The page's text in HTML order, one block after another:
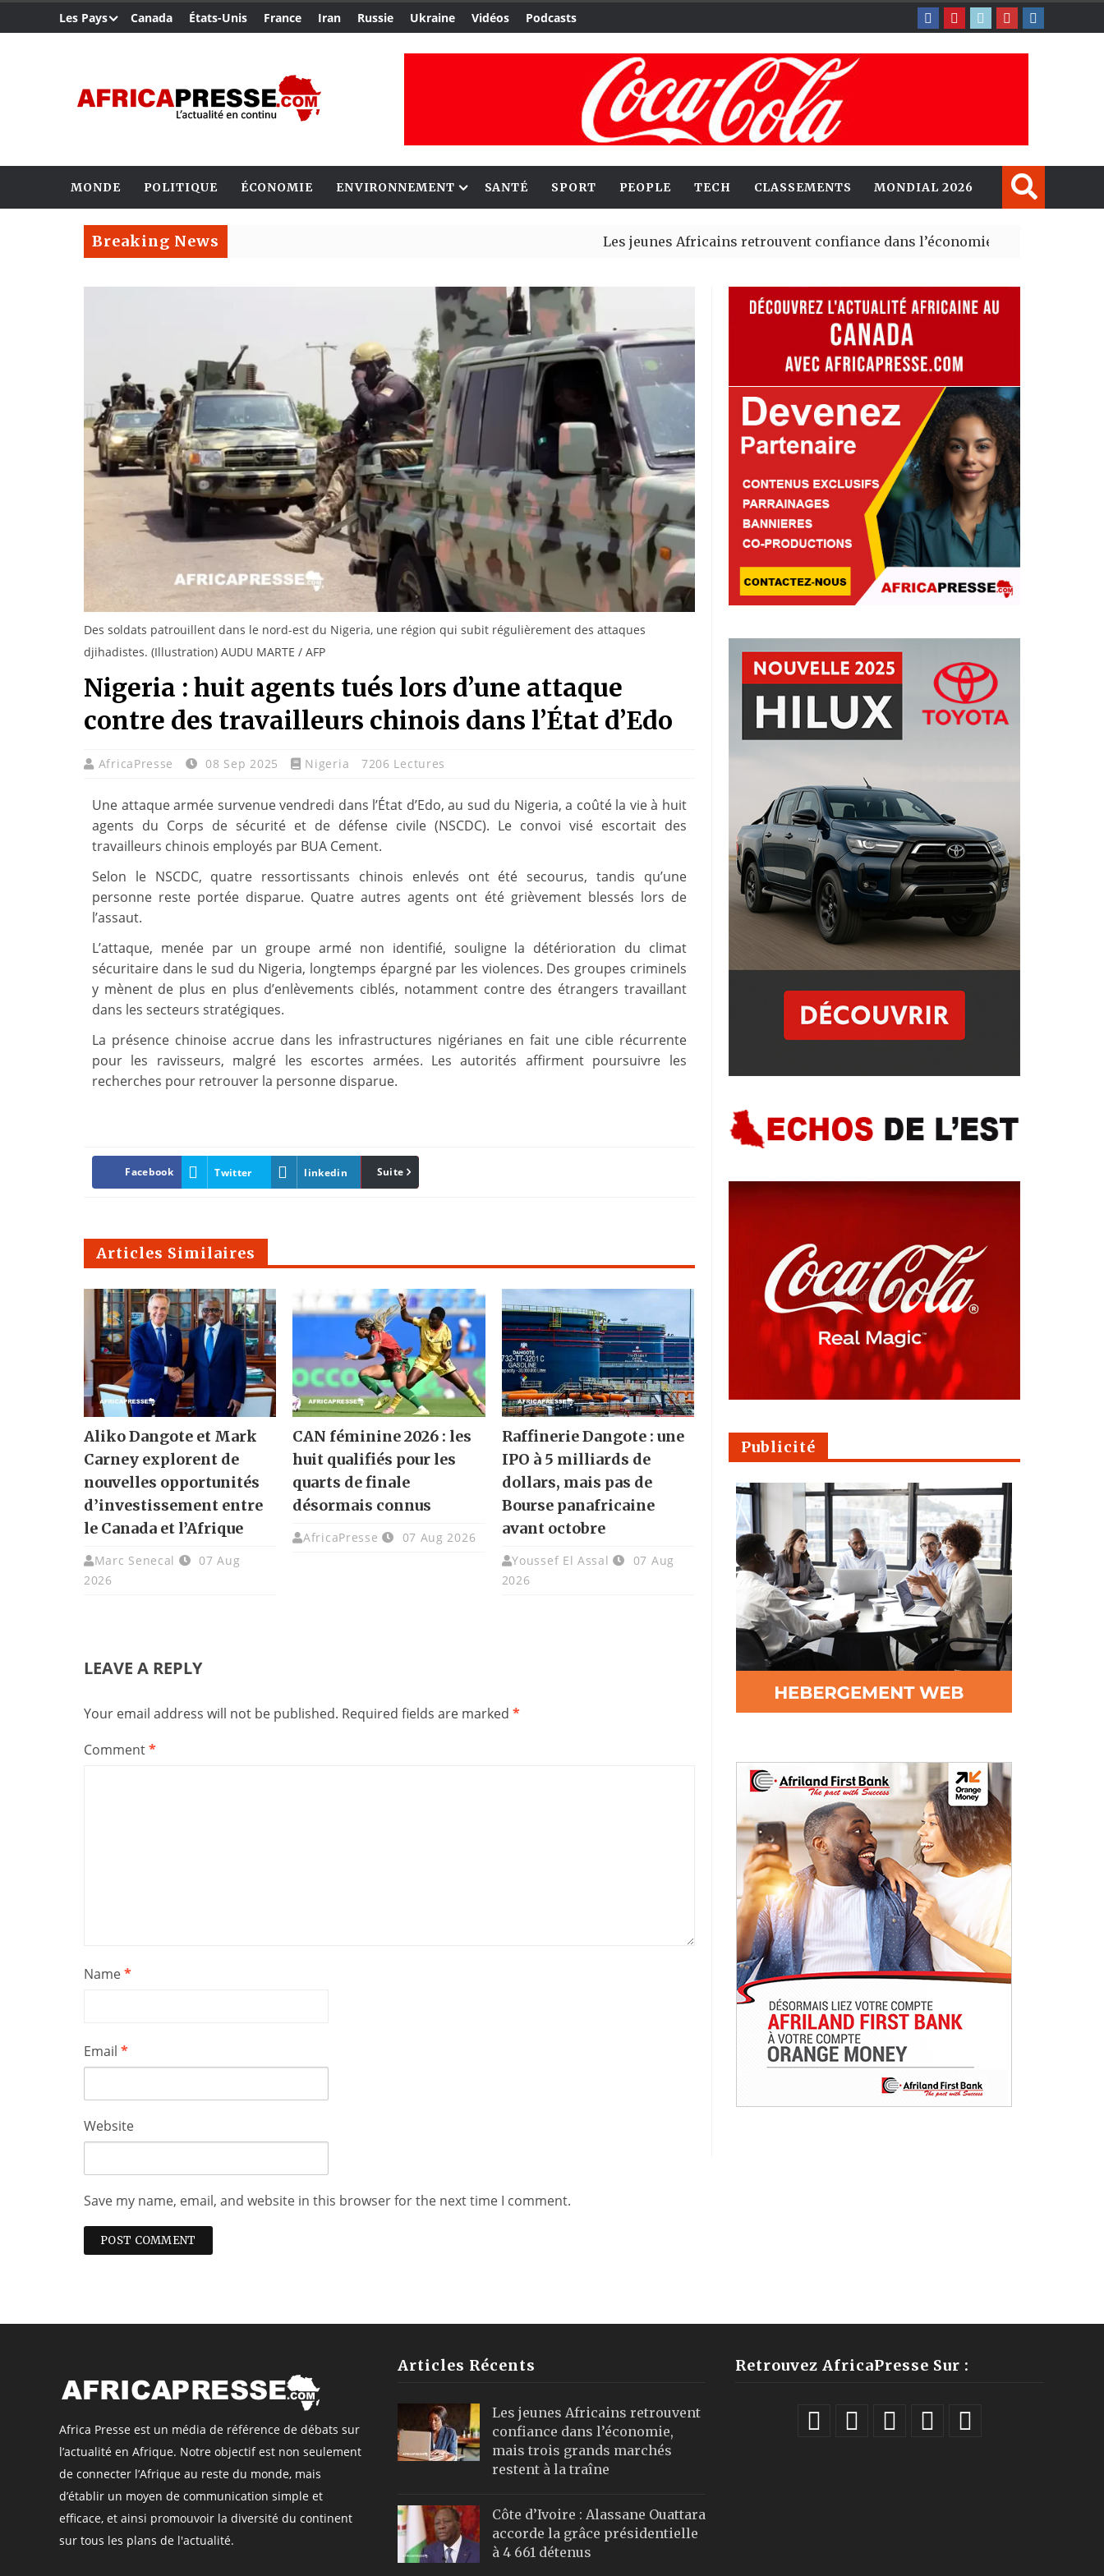
Les Pays Canada États-Unis France Iran Russie Ukraine Vidéos Podcasts
MONDE POLITIQUE ÉCONOMIE ENVIRONNEMENT SANTÉ SPORT PEOPLE TECH CLASSEMENTS MONDIAL 2026
Breaking News Les jeunes Africains retrouvent confiance dans l’économie, mais trois grands
Des soldats patrouillent dans le nord-est du Nigeria, une région qui subit régulièrement des attaques
djihadistes. (Illustration) AUDU MARTE / AFP
Nigeria : huit agents tués lors d’une attaque
contre des travailleurs chinois dans l’État d’Edo
AfricaPresse 08 Sep 2025 Nigeria 7206 Lectures
Une attaque armée survenue vendredi dans l’État d’Edo, au sud du Nigeria, a coûté la vie à huit
agents du Corps de sécurité et de défense civile (NSCDC). Le convoi visé escortait des
travailleurs chinois employés par BUA Cement.
Selon le NSCDC, quatre ressortissants chinois enlevés ont été secourus, tandis qu’une
personne reste portée disparue. Quatre autres agents ont été grièvement blessés lors de
l’assaut.
L’attaque, menée par un groupe armé non identifié, souligne la détérioration du climat
sécuritaire dans le sud du Nigeria, longtemps épargné par les violences. Des groupes criminels
y mènent de plus en plus d’enlèvements ciblés, notamment contre des étrangers travaillant
dans les secteurs stratégiques.
La présence chinoise accrue dans les infrastructures nigérianes en fait une cible récurrente
pour les ravisseurs, malgré les escortes armées. Les autorités affirment poursuivre les
recherches pour retrouver la personne disparue.
Facebook Twitter linkedin Pinterest
Suite
Articles Similaires
Aliko Dangote et Mark
Carney explorent de
nouvelles opportunités
d’investissement entre
le Canada et l’Afrique
Marc Senecal
07 Aug
2026
CAN féminine 2026 : les
huit qualifiés pour les
quarts de finale
désormais connus
AfricaPresse 07 Aug 2026
Raffinerie Dangote : une
IPO à 5 milliards de
dollars, mais pas de
Bourse panafricaine
avant octobre
Youssef El Assal
07 Aug
2026
LEAVE A REPLY
Your email address will not be published. Required fields are marked *
Comment*
Name*
Email *
Website
Save my name, email, and website in this browser for the next time I comment.
Publicité
Africa Presse est un média de référence de débats sur
l’actualité en Afrique. Notre objectif est non seulement
de connecter l’Afrique au reste du monde, mais
d’établir un moyen de communication simple et
efficace, et ainsi promouvoir la diversité du continent
sur tous les plans de l'actualité.
Articles Récents
Les jeunes Africains retrouvent
confiance dans l’économie,
mais trois grands marchés
restent à la traîne
Côte d’Ivoire : Alassane Ouattara
accorde la grâce présidentielle
à 4 661 détenus
Retrouvez AfricaPresse Sur :